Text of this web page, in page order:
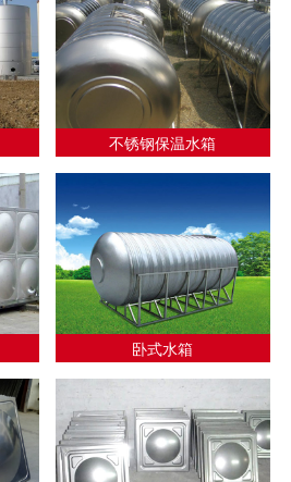
不锈钢保温水箱
卧式水箱